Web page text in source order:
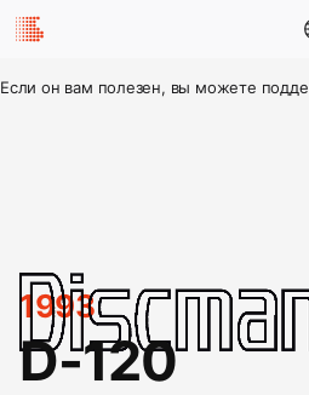
Если он вам полезен, вы можете
1993
D-120